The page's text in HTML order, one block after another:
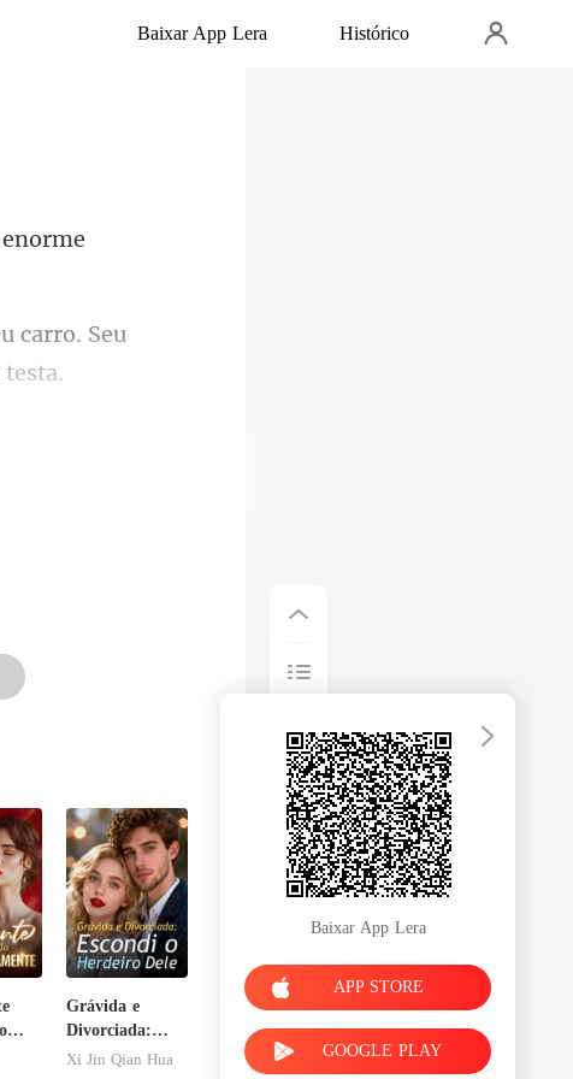
Baixar App Lera Histórico
carro. Seu
Grávida e
Divorciada:
Escondi o
Xi Jin Qian Hua
Baixar App Lera
APP STORE
GOOGLE PLAY